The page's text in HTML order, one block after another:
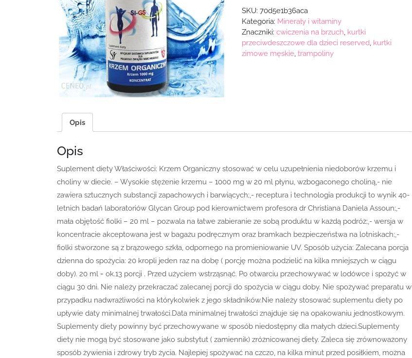
SKU: 70d5e1b36aca
Kategoria: Minerały i witaminy
Znaczniki: cwiczenia na brzuch kurtki
przeciwdeszczowe dla dzieci reserved kurtki
zimowe męskie, trampoliny
Opis
Opis
Suplement diety Właściwości: Krzem Organiczny stosować w celu uzupełnienia niedoborów krzemu i
choliny w diecie. – Wysokie stężenie krzemu – 1000 mg w 20 ml płynu, wzbogaconego choliną,- nie
zawiera sztucznych substancji zapachowych i barwiących;,- receptura i technologia produkcji to wynik 40-
letnich badań laboratoriów Glycan Group pod kierownictwem profesora dr Christiana Daniela Assoun;,-
mała objętość fiolki – 20 ml – pozwala na łatwe zabieranie ze sobą produktu w każdą podróż;,- wersja w
koncentracie akceptowana jest w bagażu podręcznym oraz bramkach bezpieczeństwa na lotniskach;,-
fiolki stworzone są z brązowego szkła, odpornego na promieniowanie UV. Sposób użycia: Zalecana porcja
dzienna do spożycia: 20 kropli jeden raz na dobę ( porcję można podzielić na kilka mniejszych w ciągu
doby). 20 ml = ok.13 porcji . Przed użyciem wstrząsnąć. Po otwarciu przechowywać w lodówce i spożyć w
ciągu 30 dni. Nie należy przekraczać zalecanej porcji do spożycia w ciągu doby. Nie spożywać preparatu w
przypadku nadwrażliwości na którykolwiek z jego składników.Nie należy stosować suplementu diety po
upływie daty minimalnej trwałości.Data minimalnej trwałości znajduje się na opakowaniu jednostkowym.
Suplementy diety powinny być przechowywane w sposób niedostępny dla małych dzieci.Suplementy
diety nie mogą być stosowane jako substytut ( zamiennik) zróżnicowanej diety. Zaleca się zrównoważony
sposób żywienia i zdrowy tryb życia. Najlepiej spożywać na czczo, na kilka minut przed posiłkiem, można